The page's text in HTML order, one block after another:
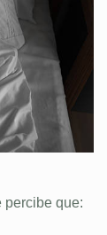
percibe que: